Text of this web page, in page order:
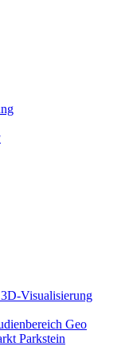
Visualisierung
Geo
Parkstein